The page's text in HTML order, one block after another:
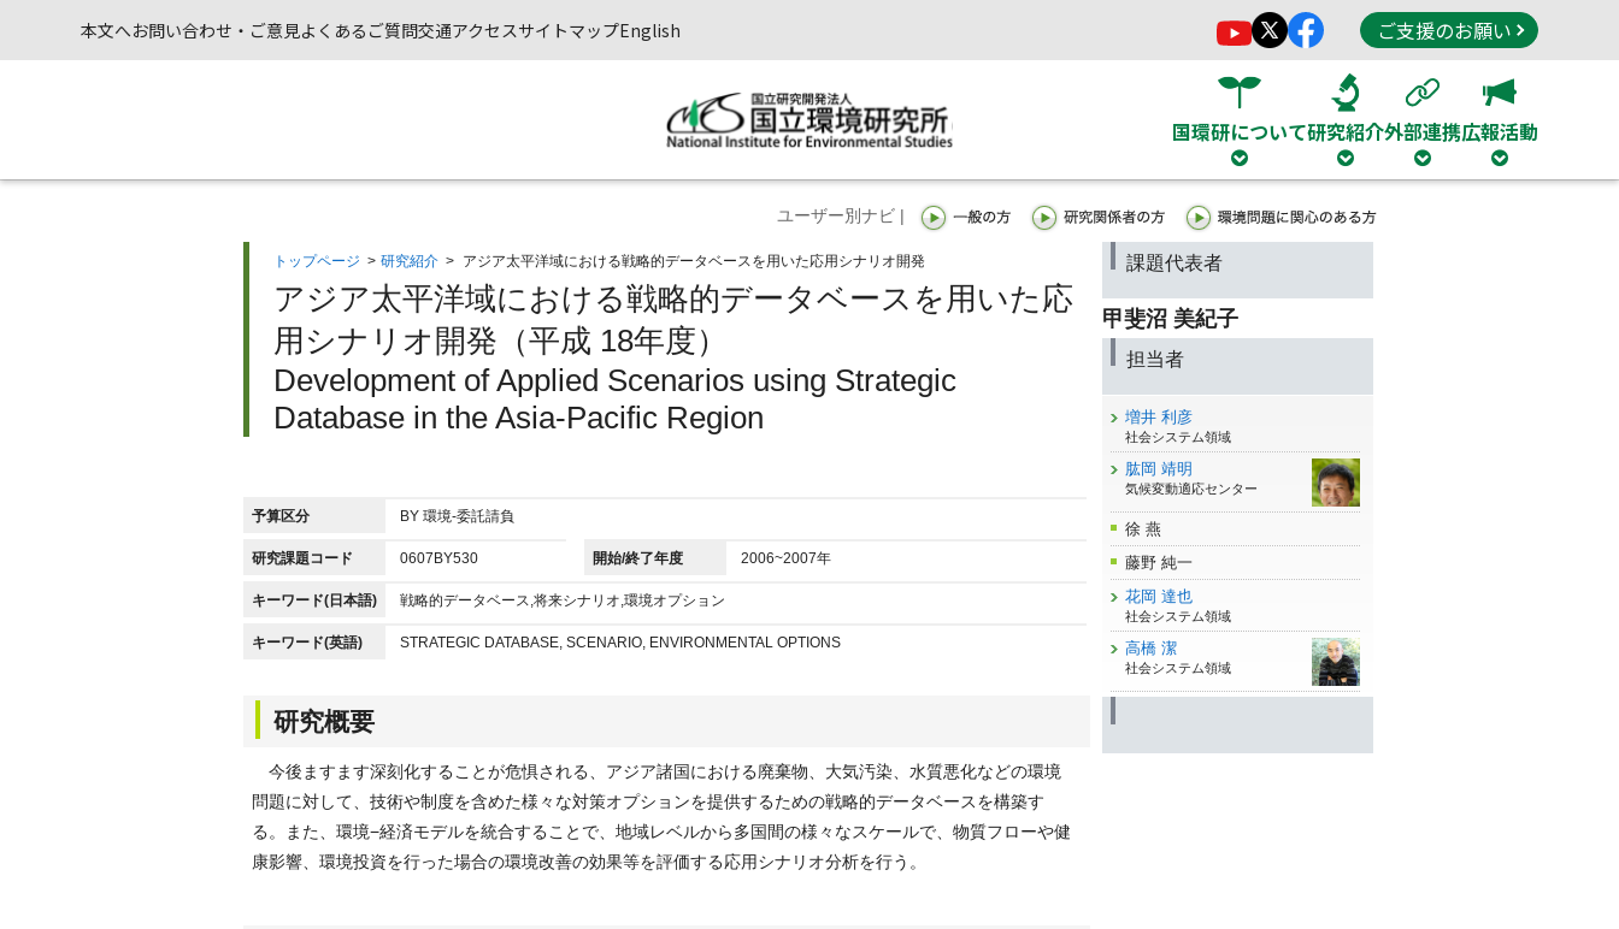
本文へお問い合わせ・ご意見よくあるご質問交通アクセスサイトマップEnglish ご支援のお願い
国環研について研究紹介外部連携広報活動
ユーザー別ナビ |
トップページ > 研究紹介 > アジア太平洋域における戦略的データベースを用いた応用シナリオ開発
アジア太平洋域における戦略的データベースを用いた応
用シナリオ開発（平成 18年度）
Development of Applied Scenarios using Strategic
Database in the Asia-Pacific Region
予算区分 BY 環境-委託請負
研究課題コード 0607BY530 開始/終了年度 2006~2007年
キーワード(日本語) 戦略的データベース,将来シナリオ,環境オプション
キーワード(英語) STRATEGIC DATABASE, SCENARIO, ENVIRONMENTAL OPTIONS
研究概要
今後ますます深刻化することが危惧される、アジア諸国における廃棄物、大気汚染、水質悪化などの環境
問題に対して、技術や制度を含めた様々な対策オプションを提供するための戦略的データベースを構築す
る。また、環境−経済モデルを統合することで、地域レベルから多国間の様々なスケールで、物質フローや健
康影響、環境投資を行った場合の環境改善の効果等を評価する応用シナリオ分析を行う。
課題代表者
甲斐沼 美紀子
担当者
増井 利彦
社会システム領域
肱岡 靖明
気候変動適応センター
徐 燕
藤野 純一
花岡 達也
社会システム領域
高橋 潔
社会システム領域